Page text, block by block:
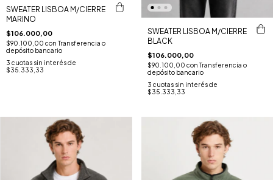
SWEATER LISBOA M/CIERRE
MARINO
$106.000,00
$90.100,00 con Transferencia o
depósito bancario
3 cuotas sin interés de
$35.333,33
SWEATER LISBOA M/CIERRE
BLACK
$106.000,00
$90.100,00 con Transferencia o
depósito bancario
3 cuotas sin interés de
$35.333,33